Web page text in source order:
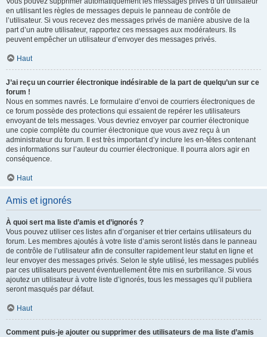
en utilisant les règles de messages depuis le panneau de contrôle de
l’utilisateur. Si vous recevez des messages privés de manière abusive de la
part d’un autre utilisateur, rapportez ces messages aux modérateurs. Ils
peuvent empêcher un utilisateur d’envoyer des messages privés.
Haut
J’ai reçu un courrier électronique indésirable de la part de quelqu’un sur ce
forum !
Nous en sommes navrés. Le formulaire d’envoi de courriers électroniques de
ce forum possède des protections qui essaient de repérer les utilisateurs
envoyant de tels messages. Vous devriez envoyer par courrier électronique
une copie complète du courrier électronique que vous avez reçu à un
administrateur du forum. Il est très important d’y inclure les en-têtes contenant
des informations sur l’auteur du courrier électronique. Il pourra alors agir en
conséquence.
Haut
Amis et ignorés
À quoi sert ma liste d’amis et d’ignorés ?
Vous pouvez utiliser ces listes afin d’organiser et trier certains utilisateurs du
forum. Les membres ajoutés à votre liste d’amis seront listés dans le panneau
de contrôle de l’utilisateur afin de consulter rapidement leur statut en ligne et
leur envoyer des messages privés. Selon le style utilisé, les messages publiés
par ces utilisateurs peuvent éventuellement être mis en surbrillance. Si vous
ajoutez un utilisateur à votre liste d’ignorés, tous les messages qu’il publiera
seront masqués par défaut.
Haut
Comment puis-je ajouter ou supprimer des utilisateurs de ma liste d’amis